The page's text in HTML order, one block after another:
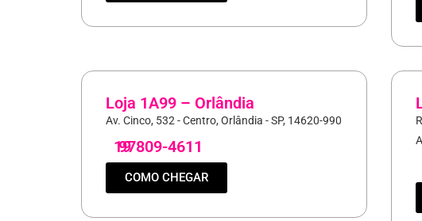
Loja 1A99 – Orlândia
Av. Cinco, 532 - Centro, Orlândia - SP, 14620-990
19
97809-4611
COMO CHEGAR